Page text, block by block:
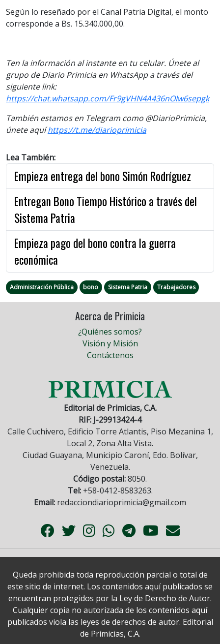
Según lo reseñado por el Canal Patria Digital, el monto
corresponde a Bs. 15.340.000,00.
Ten la información al instante en tu celular. Únete al
grupo de Diario Primicia en WhatsApp a través del
siguiente link:
https://chat.whatsapp.com/Fr9gVHN4A436nOIw6sepgk
También estamos en Telegram como @DiarioPrimicia,
únete aquíhttps://t.me/diarioprimicia
Lea También:
Empieza entrega del bono Simón Rodríguez
Entregan Bono Tiempo Histórico a través del
Sistema Patria
Empieza pago del bono contra la guerra
económica
Administración Pública bono Sistema Patria Trabajadores
Acerca de Primicia
¿Quiénes somos?
Visión y Misión
Contáctenos
Editorial de Primicias, C.A.
RIF: J-29913424-4
Calle Cuchivero, Edificio Torre Atlantis, Piso Mezanina 1,
Local 2, Zona Alta Vista.
Ciudad Guayana, Municipio Caroní, Edo. Bolívar,
Venezuela.
Código postal:8050.
Tel:+58-0412-8583263.
Email: redacciondiarioprimicia@gmail.com
Queda prohibida toda reproducción parcial o total de
este sitio de internet. Los contenidos aquí publicados se
encuentran protegidos por la Ley de Derecho de Autor.
Cualquier copia no autorizada de los contenidos aquí
publicados viola las leyes de derechos de autor. Editorial
de Primicias, C.A.